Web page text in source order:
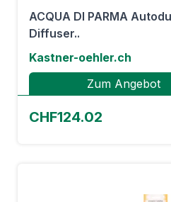
ACQUA DI PARMA
Diffuser..
Kastner-oehler.ch
Zum Angebot
CHF124.02